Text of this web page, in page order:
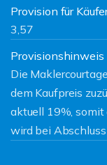
Provision für
3,57
Provisionshinweis
Die
dem Kaufpreis
aktuell 19%, somit
wird bei